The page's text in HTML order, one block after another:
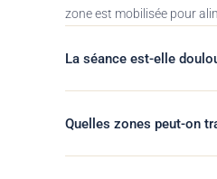
zone est mobilisée pour
La séance est-elle
Quelles zones peut-on